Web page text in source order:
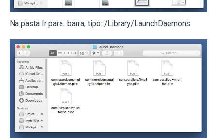
Na pasta Ir para...barra, tipo: /Library/LaunchDaemons